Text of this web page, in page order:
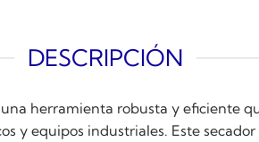
DESCRIPCIÓN
herramienta robusta y eficiente
y equipos industriales. Este